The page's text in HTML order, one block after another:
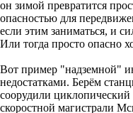
опасностью для
если этим заниматься, и
Или тогда просто опасно
Вот пример "надземной"
недостатками. Берём
соорудили
скоростной магистрали